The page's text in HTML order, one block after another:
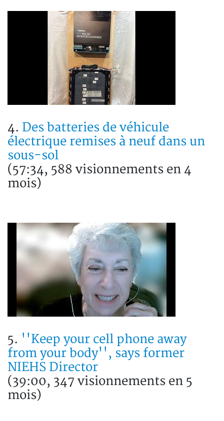
4. Des batteries de véhicule
électrique remises à neuf dans un
sous-sol
(57:34, 588 visionnements en 4
mois)
5. ''Keep your cell phone away
from your body'', says former
NIEHS Director
(39:00, 347 visionnements en 5
mois)